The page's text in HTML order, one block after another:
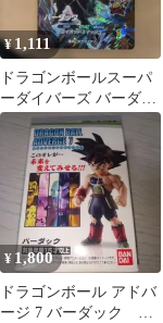
¥ 1,111
ドラゴンボールスーパ
ーダイバーズ バーダッ
ク
¥ 1,800
ドラゴンボール アドバ
ージ 7 バーダック 新